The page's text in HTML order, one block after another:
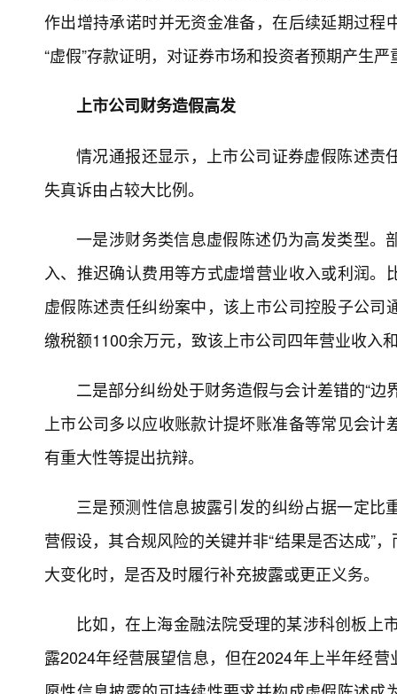
辖认定等金融市场关注的热点法律问题，旨在进
新型证券侵权涌现
情况通报指出，随着交易工具与交易结构
证券侵权纠纷的持续出现对行为定性、归责逻辑
具体包括：“结构化规避”安排增多，变相突
链条，将规避目的嵌入复杂交易路径中。比如
被诉侵权案中，实控人通过员工持股计划出借
排，实质提前锁定价差收益、变相规避限售期规
“公开承诺”被工具化的倾向显现，市场预期
或控股股东将公开增持等承诺作为稳定股价、
行，侵蚀投资者对信息披露的信赖基础。
比如，上海金融法院审结的全国首例未履
作出增持承诺时并无资金准备，在后续延期过
“虚假”存款证明，对证券市场和投资者预期产生严
上市公司财务造假高发
情况通报还显示，上市公司证券虚假陈述
失真诉由占较大比例。